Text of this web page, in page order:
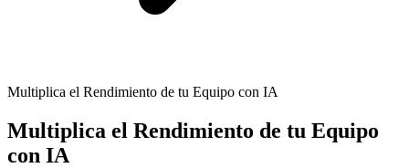
Multiplica el Rendimiento de tu Equipo con IA
Multiplica el Rendimiento de tu Equipo
con IA